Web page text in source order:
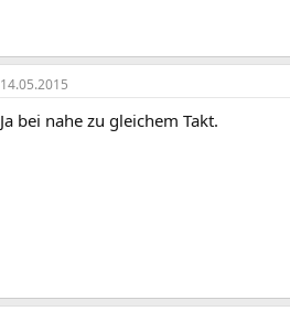
14.05.2015
Ja bei nahe zu gleichem Takt.